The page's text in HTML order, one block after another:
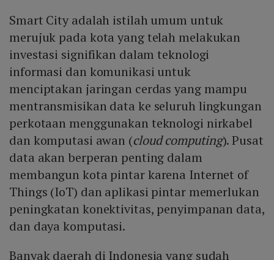
Smart City adalah istilah umum untuk
merujuk pada kota yang telah melakukan
investasi signifikan dalam teknologi
informasi dan komunikasi untuk
menciptakan jaringan cerdas yang mampu
mentransmisikan data ke seluruh lingkungan
perkotaan menggunakan teknologi nirkabel
dan komputasi awan (cloud computing). Pusat
data akan berperan penting dalam
membangun kota pintar karena Internet of
Things (IoT) dan aplikasi pintar memerlukan
peningkatan konektivitas, penyimpanan data,
dan daya komputasi.
Banyak daerah di Indonesia yang sudah